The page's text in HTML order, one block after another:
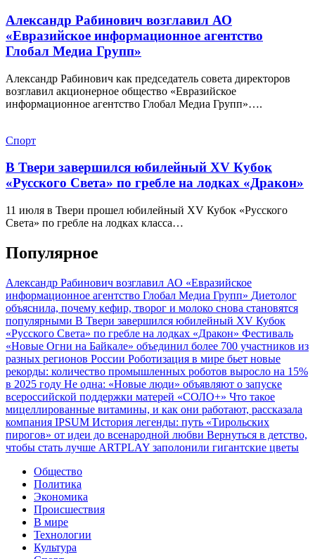
Александр Рабинович возглавил АО
«Евразийское информационное агентство
Глобал Медиа Групп»
Александр Рабинович как председатель совета директоров
возглавил акционерное общество «Евразийское
информационное агентство Глобал Медиа Групп»….
Спорт
В Твери завершился юбилейный XV Кубок
«Русского Света» по гребле на лодках «Дракон»
11 июля в Твери прошел юбилейный XV Кубок «Русского
Света» по гребле на лодках класса…
Популярное
Александр Рабинович возглавил АО «Евразийское
информационное агентство Глобал Медиа Групп» Диетолог
объяснила, почему кефир, творог и молоко снова становятся
популярными В Твери завершился юбилейный XV Кубок
«Русского Света» по гребле на лодках «Дракон» Фестиваль
«Новые Огни на Байкале» объединил более 700 участников из
разных регионов России Роботизация в мире бьет новые
рекорды: количество промышленных роботов выросло на 15%
в 2025 году Не одна: «Новые люди» объявляют о запуске
всероссийской поддержки матерей «СОЛО+» Что такое
мицеллированные витамины, и как они работают, рассказала
компания IPSUM История легенды: путь «Тирольских
пирогов» от идеи до всенародной любви Вернуться в детство,
чтобы стать лучше ARTPLAY заполонили гигантские цветы
Общество
Политика
Экономика
Происшествия
В мире
Технологии
Культура